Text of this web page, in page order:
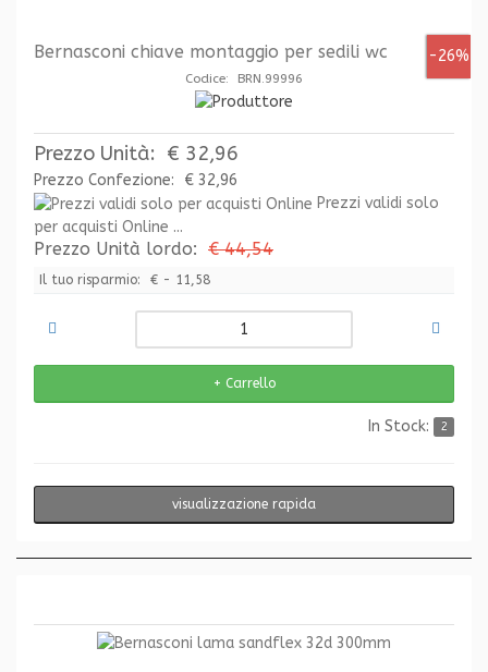
-26%
Bernasconi chiave montaggio per sedili wc
Codice: BRN.99996
Prezzo Unità: € 32,96
Prezzo Confezione:
€ 32,96
Prezzi validi solo
per acquisti Online ...
Prezzo Unità lordo: € 44,54
Il tuo risparmio: € - 11,58
In Stock: 2
visualizzazione rapida